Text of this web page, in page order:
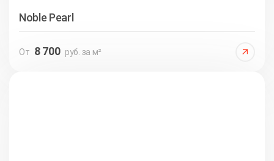
Noble Pearl
От 8 700 руб. за м²